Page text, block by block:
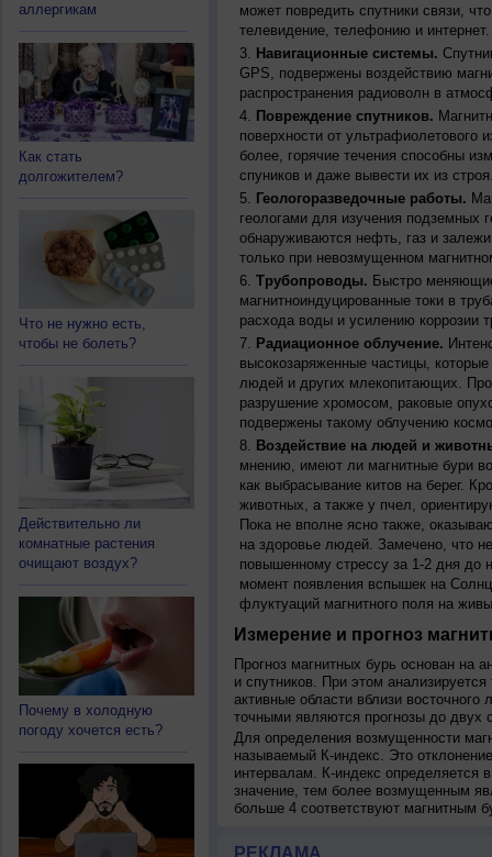
аллергикам
Как стать
долгожителем?
Что не нужно есть,
чтобы не болеть?
Действительно ли
комнатные растения
очищают воздух?
Почему в холодную
погоду хочется есть?
может повредить спутники связи,
телевидение, телефонию и интернет.
Навигационные системы.
GPS, подвержены воздействию
распространения радиоволн в
Повреждение спутников.
поверхности от ультрафиолетового
более, горячие течения способны
спуников и даже вывести их из
Геологоразведочные работы.
геологами для изучения подземных
обнаруживаются нефть, газ и
только при невозмущенном
Трубопроводы. Быстро
магнитноиндуцированные токи в
расхода воды и усилению коррозии
Радиационное облучение.
высокозаряженные частицы,
людей и других млекопитающих.
разрушение хромосом, раковые
подвержены такому облучению
Воздействие на людей и
мнению, имеют ли магнитные бури
как выбрасывание китов на берег.
животных, а также у пчел,
Пока не вполне ясно также,
на здоровье людей. Замечено, что
повышенному стрессу за 1-2 дня до
момент появления вспышек на
флуктуаций магнитного поля на
Измерение и прогноз
Прогноз магнитных бурь основан на
и спутников. При этом
активные области вблизи
точными являются прогнозы до двух
Для определения возмущенности
называемый К-индекс. Это
интервалам. К-индекс определяется
значение, тем более возмущенным
больше 4 соответствуют магнитным
РЕКЛАМА